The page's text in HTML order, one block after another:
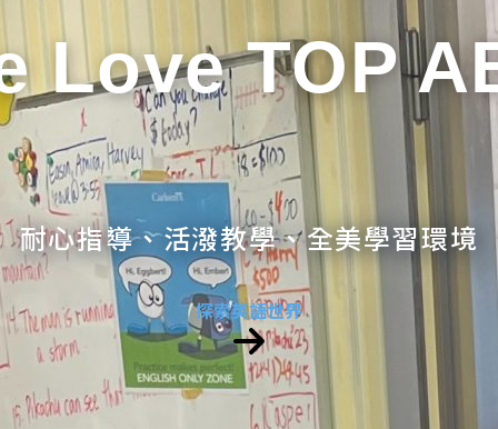
Love TOP
耐心指導、活潑教學、全美學習環境
探索英語世界